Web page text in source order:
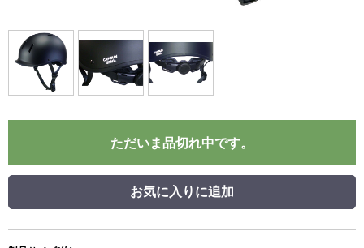
ただいま品切れ中です。
お気に入りに追加